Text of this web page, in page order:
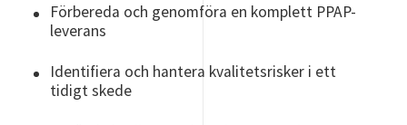
Förbereda och genomföra en komplett PPAP-
leverans
Identifiera och hantera kvalitetsrisker i ett
tidigt skede